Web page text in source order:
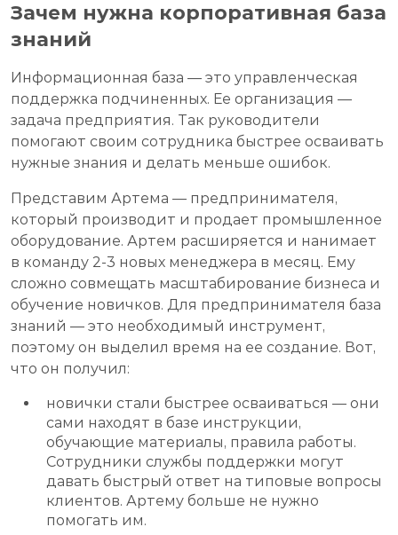
Зачем нужна корпоративная база
знаний
Информационная база — это управленческая
поддержка подчиненных. Ее организация —
задача предприятия. Так руководители
помогают своим сотрудника быстрее осваивать
нужные знания и делать меньше ошибок.
Представим Артема — предпринимателя,
который производит и продает промышленное
оборудование. Артем расширяется и нанимает
в команду 2-3 новых менеджера в месяц. Ему
сложно совмещать масштабирование бизнеса и
обучение новичков. Для предпринимателя база
знаний — это необходимый инструмент,
поэтому он выделил время на ее создание. Вот,
что он получил:
новички стали быстрее осваиваться — они
сами находят в базе инструкции,
обучающие материалы, правила работы.
Сотрудники службы поддержки могут
давать быстрый ответ на типовые вопросы
клиентов. Артему больше не нужно
помогать им.